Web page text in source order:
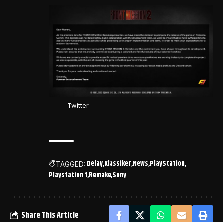
Twitter
TAGGED: DelayKlassiker News PlayStation
Playstation 1 Remake Sony
Share This Article